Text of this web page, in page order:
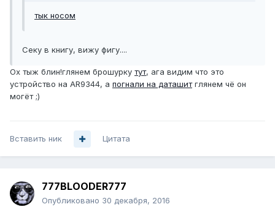
тык носом
Секу в книгу, вижу фигу....
Ох тыж блин!глянем брошурку тут, ага видим что это
устройство на AR9344, а погнали на даташитглянем чё он
могёт ;)
Вставить ник Цитата
777BLOODER777
Опубликовано 30 декабря, 2016